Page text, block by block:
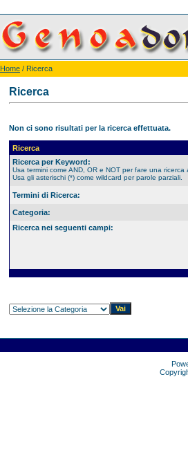
Home / Ricerca
Ricerca
Non ci sono risultati per la ricerca effettuata.
Ricerca
Ricerca per Keyword:
Usa termini come AND, OR e NOT per fare una ricerca
Usa gli asterischi (*) come wildcard per parole parziali.
Termini di Ricerca:
Categoria:
Ricerca nei seguenti campi: